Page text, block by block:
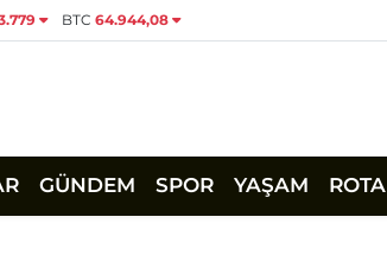
BTC 64.944,08
GÜNDEM SPOR YAŞAM ROTA